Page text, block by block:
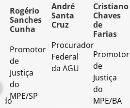
Rogério
Sanches
Cunha
Promotor
de
Justiça
do
MPE/SP
André
Santa
Cruz
Procurador
Federal
da AGU
Cristiano
Chaves
de
Farias
Promotor
de
Justiça
do
MPE/BA